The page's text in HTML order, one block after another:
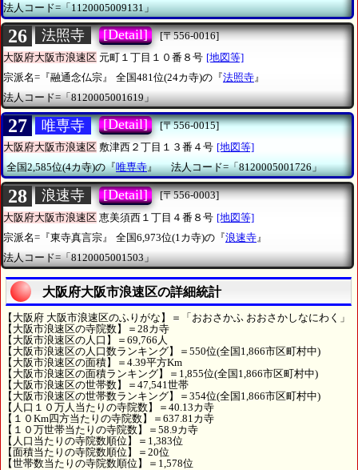
法人コード=「1120005009131」
26 法照寺 [Detail]
[〒556-0016]
大阪府大阪市浪速区 元町１丁目１０番８号 [地図等]
宗派名=『融通念仏宗』
全国481位(24カ寺)の『法照寺 』
法人コード=「8120005001619」
27 唯専寺 [Detail]
[〒556-0015]
大阪府大阪市浪速区 敷津西２丁目１３番４号 [地図等]
全国2,585位(4カ寺)の『唯専寺』 法人コード=「8120005001726」
28 浪速寺 [Detail]
[〒556-0003]
大阪府大阪市浪速区 恵美須西１丁目４番８号 [地図等]
宗派名=『東寺真言宗』
全国6,973位(1カ寺)の『浪速寺 』
法人コード=「8120005001503」
大阪府大阪市浪速区の詳細統計
【大阪府 大阪市浪速区のふりがな】＝「おおさかふ おおさかしなにわく」
【大阪市浪速区の寺院数】＝28カ寺
【大阪市浪速区の人口】＝69,766人
【大阪市浪速区の人口数ランキング】＝550位(全国1,866市区町村中)
【大阪市浪速区の面積】＝4.39平方Km
【大阪市浪速区の面積ランキング】＝1,855位(全国1,866市区町村中)
【大阪市浪速区の世帯数】＝47,541世帯
【大阪市浪速区の世帯数ランキング】＝354位(全国1,866市区町村中)
【人口１０万人当たりの寺院数】＝40.13カ寺
【１０Km四方当たりの寺院数】＝637.81カ寺
【１０万世帯当たりの寺院数】＝58.9カ寺
【人口当たりの寺院数順位】＝1,383位
【面積当たりの寺院数順位】＝20位
【世帯数当たりの寺院数順位】＝1,578位